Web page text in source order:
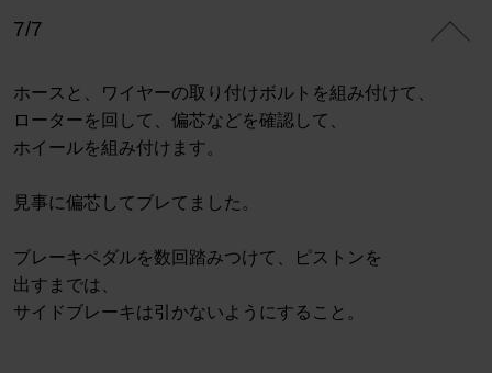
7/7
ホースと、ワイヤーの取り付けボルトを組み付けて、
ローターを回して、偏芯などを確認して、
ホイールを組み付けます。
見事に偏芯してブレてました。
ブレーキペダルを数回踏みつけて、ピストンを
出すまでは、
サイドブレーキは引かないようにすること。